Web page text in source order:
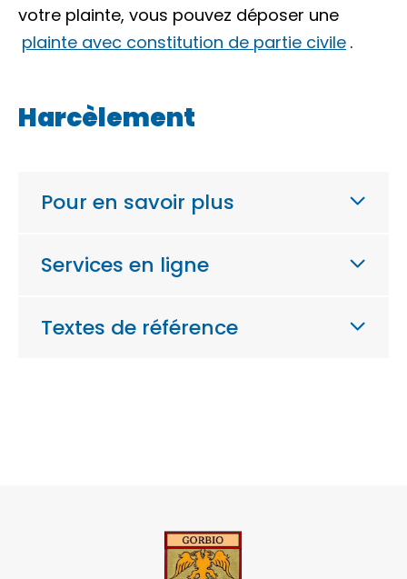
votre plainte, vous pouvez déposer une
plainte avec constitution de partie civile .
Harcèlement
Pour en savoir plus
Services en ligne
Textes de référence